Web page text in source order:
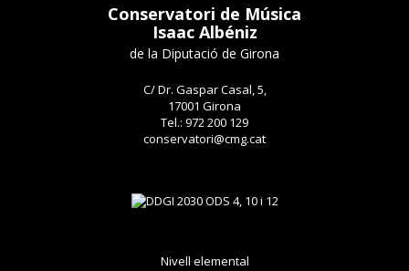
Conservatori de Música
Isaac Albéniz
de la Diputació de Girona
C/ Dr. Gaspar Casal, 5,
17001 Girona
Tel.: 972 200 129
conservatori@cmg.cat
Nivell elemental